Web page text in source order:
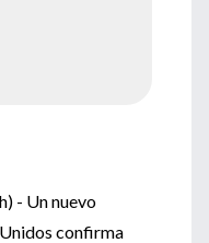
- Un nuevo
confirma